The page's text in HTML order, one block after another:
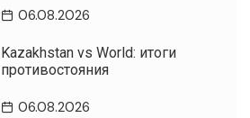
06.08.2026
Kazakhstan vs World: итоги
противостояния
06.08.2026